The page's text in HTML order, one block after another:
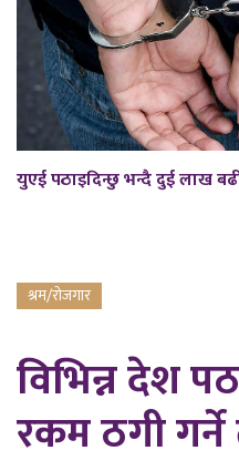
युएई पठाइदिन्छु भन्दै दुई लाख बढी
श्रम/रोजगार
विभिन्न देश
रकम ठगी गर्ने